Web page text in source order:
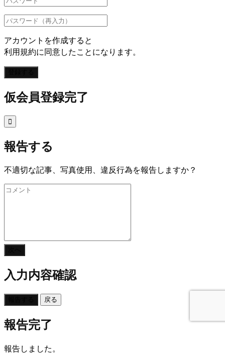
アカウントを作成すると
利用規約に同意したことになります。
仮会員登録完了

報告する
不適切な記事、写真使用、違反行為を報告しますか？
入力内容確認
戻る
報告完了
報告しました。